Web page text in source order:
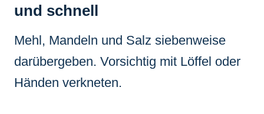
und schnell
Mehl, Mandeln und Salz siebenweise
darübergeben. Vorsichtig mit Löffel oder
Händen verkneten.